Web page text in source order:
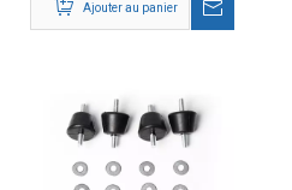
Ajouter au panier